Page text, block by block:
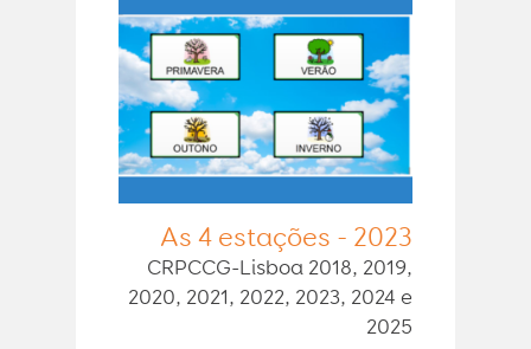
As 4 estações - 2023
CRPCCG-Lisboa 2018, 2019,
2020, 2021, 2022, 2023, 2024 e
2025